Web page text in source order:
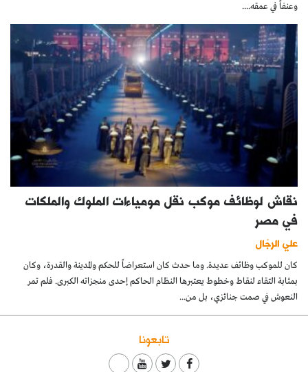
وعنفاً في عمقه....
نقاش لوظائف موكب نقل مومياءات الملوك والملكات
في مصر
علي الرجّال
كان للموكب وظائف عديدة. وما حدث كان استعراضاً للحكم والمدينة والقدرة، وكان
بمثابة التقاء لنقاط وخطوط يعتبرها النظام الحاكم إحدى منجزاته الكبرى. فلم تمر
النعوش في صمت جنائزي، بل من...
تابعونا